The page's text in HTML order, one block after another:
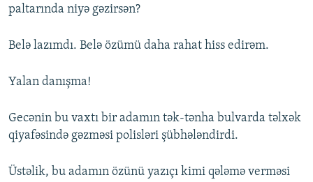
paltarında niyə gəzirsən?
Belə lazımdı. Belə özümü daha rahat hiss edirəm.
Yalan danışma!
Gecənin bu vaxtı bir adamın tək-tənha bulvarda təlxək
qiyafəsində gəzməsi polisləri şübhələndirdi.
Üstəlik, bu adamın özünü yazıçı kimi qələmə verməsi